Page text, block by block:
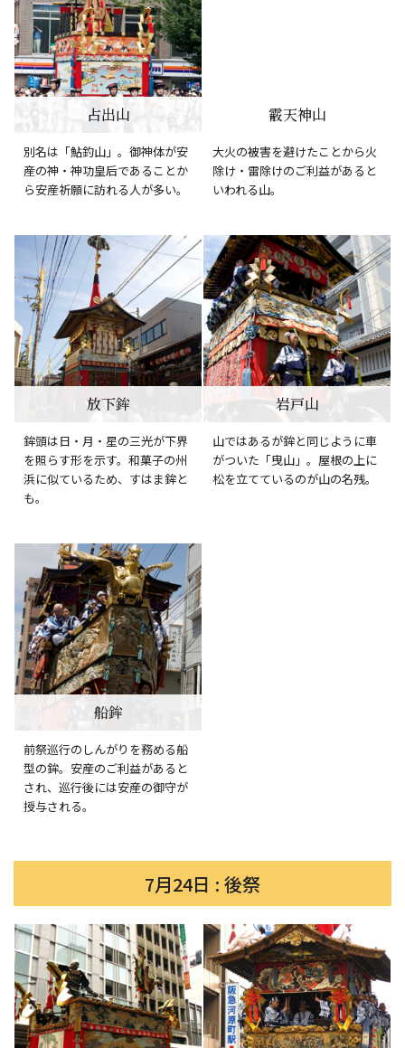
占出山
別名は「鮎釣山」。御神体が安
産の神・神功皇后であることか
ら安産祈願に訪れる人が多い。
霰天神山
大火の被害を避けたことから火
除け・雷除けのご利益があると
いわれる山。
放下鉾
鉾頭は日・月・星の三光が下界
を照らす形を示す。和菓子の州
浜に似ているため、すはま鉾と
も。
岩戸山
山ではあるが鉾と同じように車
がついた「曳山」。屋根の上に
松を立てているのが山の名残。
船鉾
前祭巡行のしんがりを務める船
型の鉾。安産のご利益があると
され、巡行後には安産の御守が
授与される。
7月24日 : 後祭